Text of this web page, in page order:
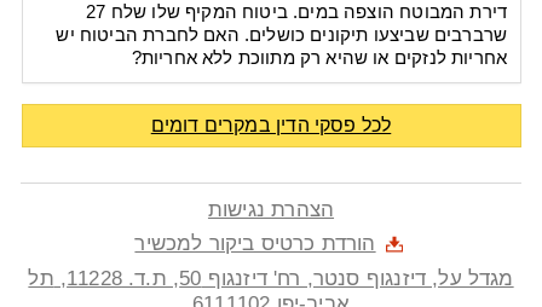
דירת המבוטח הוצפה במים. ביטוח המקיף שלו שלח 27
שרברבים שביצעו תיקונים כושלים. האם לחברת הביטוח יש
אחריות לנזקים או שהיא רק מתווכת ללא אחריות?
לכל פסקי הדין במקרים דומים
הצהרת נגישות
הורדת כרטיס ביקור למכשיר
מגדל על, דיזנגוף סנטר, רח' דיזנגוף 50
, ת.ד.11228
, תל